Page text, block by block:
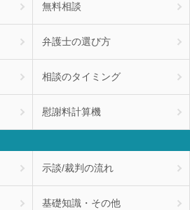
無料相談
弁護士の選び方
相談のタイミング
慰謝料計算機
示談/裁判の流れ
基礎知識・その他